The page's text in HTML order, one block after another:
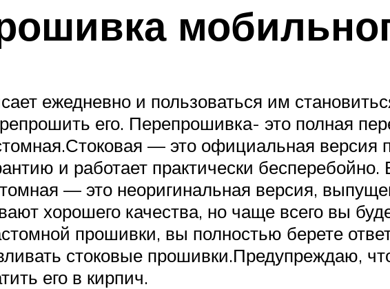
ежедневно и пользоваться им
его. Перепрошивка- это полная
— это официальная версия
и работает практически
— это неоригинальная версия,
хорошего качества, но чаще всего вы
прошивки, вы полностью берете
стоковые прошивки.Предупреждаю,
его в кирпич.